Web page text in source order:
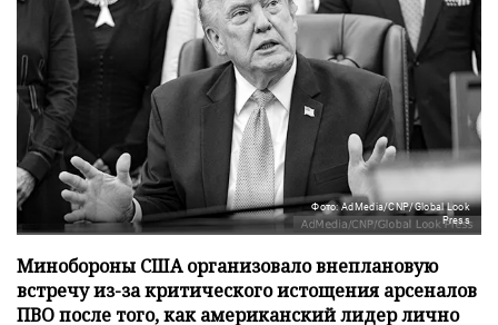
Фото: AdMedia/CNP/Global Look
Press
Минобороны США организовало внеплановую
встречу из-за критического истощения арсеналов
ПВО после того, как американский лидер лично